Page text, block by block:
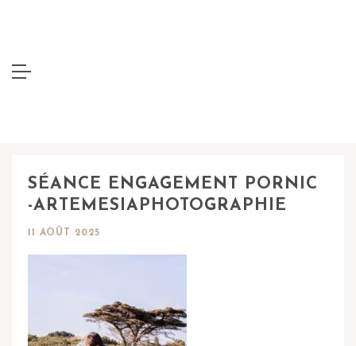
SÉANCE ENGAGEMENT PORNIC
-ARTEMESIAPHOTOGRAPHIE
11 AOÛT 2025